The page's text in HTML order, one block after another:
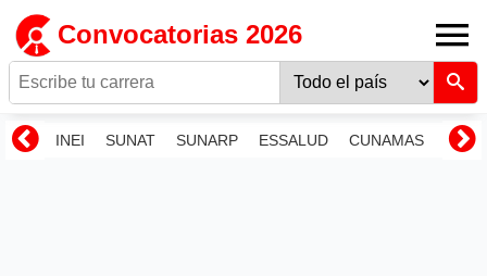
Convocatorias 2026
INEI SUNAT SUNARP ESSALUD CUNAMAS